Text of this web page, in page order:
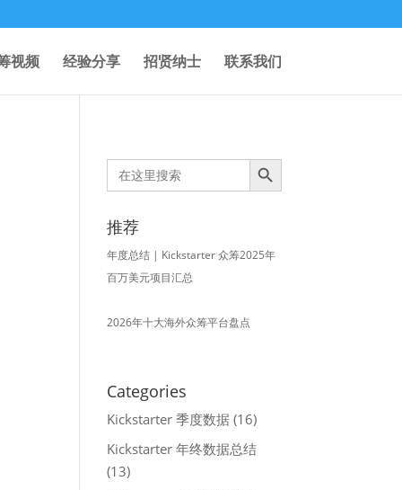
视频 经验分享 招贤纳士 联系我们
Search
for:
Search Button
推荐
年度总结 | Kickstarter 众筹2025年
百万美元项目汇总
2026年十大海外众筹平台盘点
Categories
Kickstarter 季度数据 (16)
Kickstarter 年终数据总结
(13)